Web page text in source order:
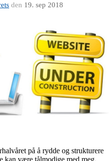
den 19. sep 2018
på å rydde og strukturere